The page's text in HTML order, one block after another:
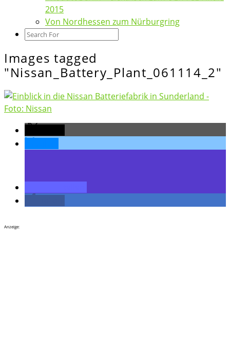
2015
Von Nordhessen zum Nürburgring
Search
Images
tagged
"Nissan_Battery_Plant_061114_2"
Images tagged
"Nissan_Battery_Plant_061114_2"
Anzeige: